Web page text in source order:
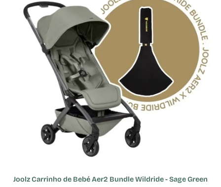
Joolz Carrinho de Bebé Aer2 Bundle Wildride - Sage Green